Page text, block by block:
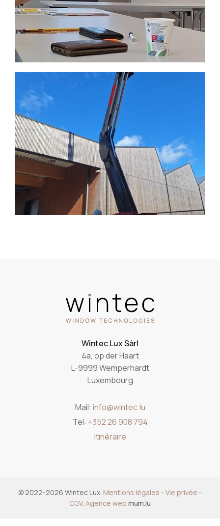
Wintec Lux Sàrl
4a, op der Haart
L-9999 Wemperhardt
Luxembourg
Mail: info@wintec.lu
Tel: +352 26 908 794
Itinéraire
© 2022-2026 Wintec Lux. Mentions légales - Vie privée -
CGV. Agence web mum.lu